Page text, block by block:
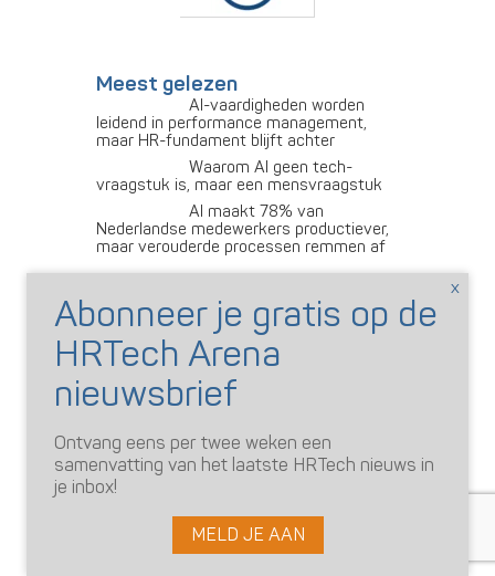
Meest gelezen
AI-vaardigheden worden
leidend in performance management,
maar HR-fundament blijft achter
Waarom AI geen tech-
vraagstuk is, maar een mensvraagstuk
AI maakt 78% van
Nederlandse medewerkers productiever,
maar verouderde processen remmen af
Advertentie
Blijf op de hoogte
Volg ons
Abonneer je op onze
nieuwsbrief
De nieuwsbrief is gratis. Je ontvangt:
Ontvang eens per twee weken een
samenvatting van het laatste HRTech nieuws in
je inbox!
MELD JE AAN